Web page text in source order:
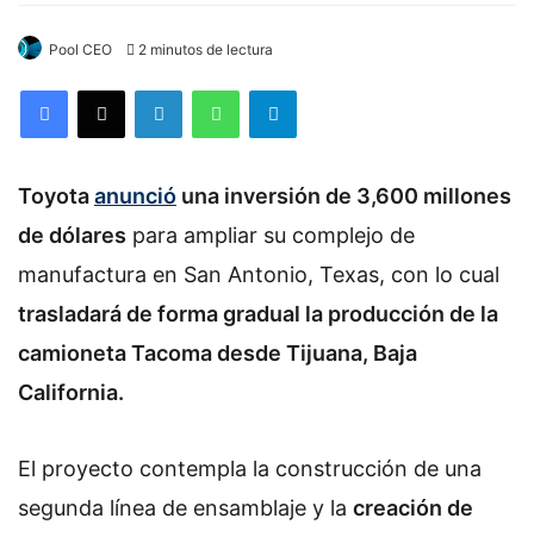
Pool CEO 2 minutos de lectura
Toyotaanunció una inversión de 3,600 millones
de dólares para ampliar su complejo de
manufactura en San Antonio, Texas, con lo cual
trasladará de forma gradual la producción de la
camioneta Tacoma desde Tijuana, Baja
California.
El proyecto contempla la construcción de una
segunda línea de ensamblaje y la creación de